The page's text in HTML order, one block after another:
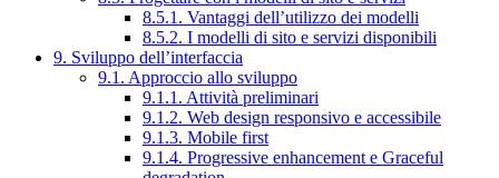
8.5.1. Vantaggi dell’utilizzo dei modelli
8.5.2. I modelli di sito e servizi disponibili
9. Sviluppo dell’interfaccia
9.1. Approccio allo sviluppo
9.1.1. Attività preliminari
9.1.2. Web design responsivo e accessibile
9.1.3. Mobile first
9.1.4. Progressive enhancement e Graceful